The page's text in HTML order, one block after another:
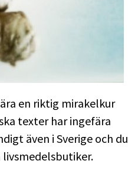
en riktig mirakelkur
texter har ingefära
även i Sverige och du